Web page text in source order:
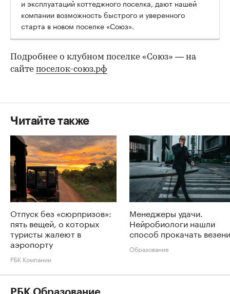
и эксплуатаций коттеджного поселка, дают нашей
компании возможность быстрого и уверенного
старта в новом поселке «Союз».
Подробнее о клубном поселке «Союз» — на
сайте поселок-союз.рф
Читайте также
Отпуск без «сюрпризов»:
пять вещей, о которых
туристы жалеют в
аэропорту
РБК Компании
Менеджеры удачи.
Нейробиологи нашли
способ прокачать
Образование